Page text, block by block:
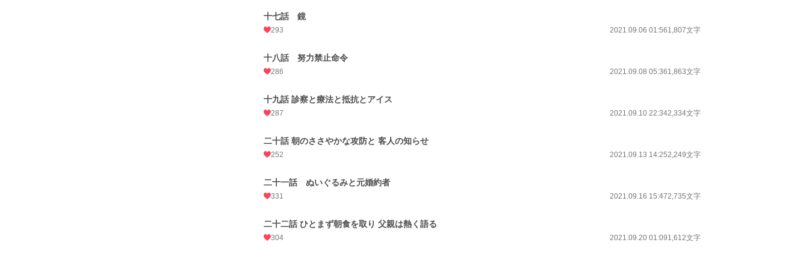
十七話 鏡
293 2021.09.06 01:561,807文字
十八話 努力禁止命令
286 2021.09.08 05:361,863文字
十九話 診察と療法と抵抗とアイス
287 2021.09.10 22:342,334文字
二十話 朝のささやかな攻防と 客人の知らせ
252 2021.09.13 14:252,249文字
二十一話 ぬいぐるみと元婚約者
331 2021.09.16 15:472,735文字
二十二話 ひとまず朝食を取り 父親は熱く語る
304 2021.09.20 01:091,612文字